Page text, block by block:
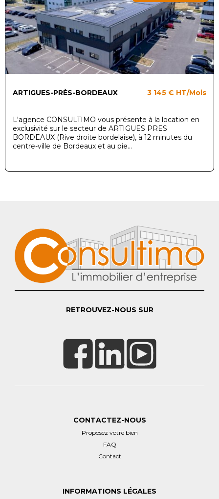
ARTIGUES-PRÈS-BORDEAUX 3 145 € HT/Mois
L'agence CONSULTIMO vous présente à la location en
exclusivité sur le secteur de ARTIGUES PRES
BORDEAUX (Rive droite bordelaise), à 12 minutes du
centre-ville de Bordeaux et au pie...
RETROUVEZ-NOUS SUR
CONTACTEZ-NOUS
Proposez votre bien
FAQ
Contact
INFORMATIONS LÉGALES